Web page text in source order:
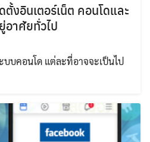
ตั้งอินเตอร์เน็ต คอนโดและ
อาศัยทั่วไป
บบคอนโด แต่ละที่อาจจะเป็นไป